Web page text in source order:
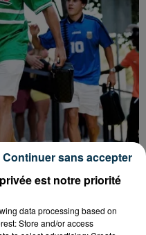
DANS...
est notre priorité
data processing based on
Store and/or access
Continuer sans accepter